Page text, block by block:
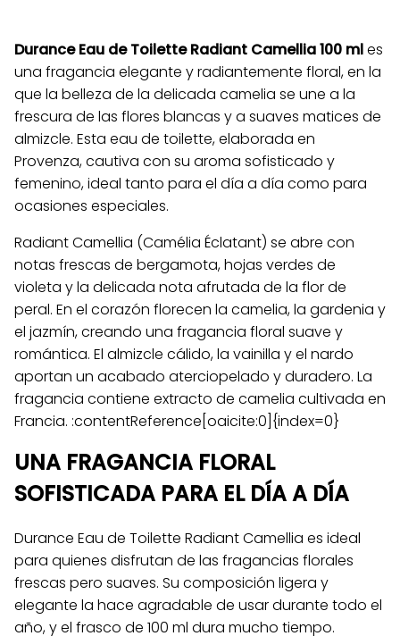
Durance Eau de Toilette Radiant Camellia 100 mles
una fragancia elegante y radiantemente floral, en la
que la belleza de la delicada camelia se une a la
frescura de las flores blancas y a suaves matices de
almizcle. Esta eau de toilette, elaborada en
Provenza, cautiva con su aroma sofisticado y
femenino, ideal tanto para el día a día como para
ocasiones especiales.
Radiant Camellia (Camélia Éclatant) se abre con
notas frescas de bergamota, hojas verdes de
violeta y la delicada nota afrutada de la flor de
peral. En el corazón florecen la camelia, la gardenia y
el jazmín, creando una fragancia floral suave y
romántica. El almizcle cálido, la vainilla y el nardo
aportan un acabado aterciopelado y duradero. La
fragancia contiene extracto de camelia cultivada en
Francia. :contentReference[oaicite:0]{index=0}
UNA FRAGANCIA FLORAL
SOFISTICADA PARA EL DÍA A DÍA
Durance Eau de Toilette Radiant Camellia es ideal
para quienes disfrutan de las fragancias florales
frescas pero suaves. Su composición ligera y
elegante la hace agradable de usar durante todo el
año, y el frasco de 100 ml dura mucho tiempo.